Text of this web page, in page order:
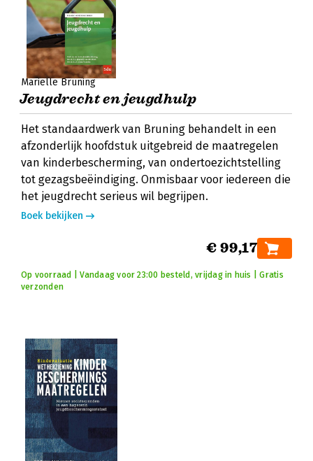
Mariëlle Bruning
Jeugdrecht en jeugdhulp
Het standaardwerk van Bruning behandelt in een
afzonderlijk hoofdstuk uitgebreid de maatregelen
van kinderbescherming, van ondertoezichtstelling
tot gezagsbeëindiging. Onmisbaar voor iedereen die
het jeugdrecht serieus wil begrijpen.
Boek bekijken
€ 99,17
Op voorraad | Vandaag voor 23:00 besteld, vrijdag in huis | Gratis
verzonden